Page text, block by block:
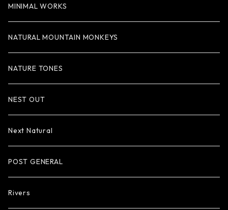
MINIMAL WORKS
NATURAL MOUNTAIN MONKEYS
NATURE TONES
NEST OUT
Next Natural
POST GENERAL
Rivers